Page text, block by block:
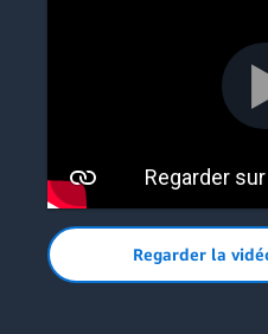
Regarder la